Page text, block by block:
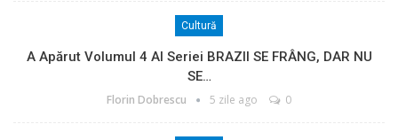
Cultură
A Apărut Volumul 4 Al Seriei BRAZII SE FRÂNG, DAR NU
SE…
Florin Dobrescu 5 zile ago 0